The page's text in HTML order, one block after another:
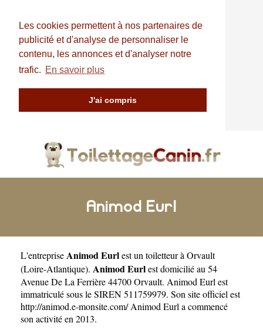
Les cookies permettent à nos partenaires de
publicité et d'analyse de personnaliser le
contenu, les annonces et d'analyser notre
trafic. En savoir plus
J'ai compris
Animod Eurl
L'entrepriseAnimod Eurlest un toiletteur à Orvault
(Loire-Atlantique). Animod Eurlest domicilié au 54
Avenue De La Ferrière 44700 Orvault. Animod Eurl est
immatriculé sous le SIREN 511759979. Son site officiel est
http://animod.e-monsite.com/Animod Eurl a commencé
son activité en 2013.